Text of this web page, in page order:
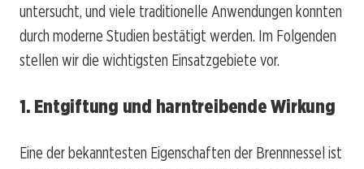
untersucht, und viele traditionelle Anwendungen konnten
durch moderne Studien bestätigt werden. Im Folgenden
stellen wir die wichtigsten Einsatzgebiete vor.
1. Entgiftung und harntreibende Wirkung
Eine der bekanntesten Eigenschaften der Brennnessel ist